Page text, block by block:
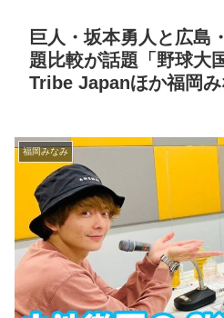
巨人・坂本勇人と広島
題比較が話題「野球大
Tribe Japanほか福岡
福岡みなみ